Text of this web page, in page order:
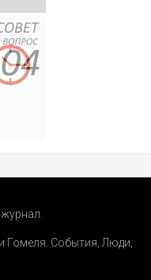
Гомеля. События Люди